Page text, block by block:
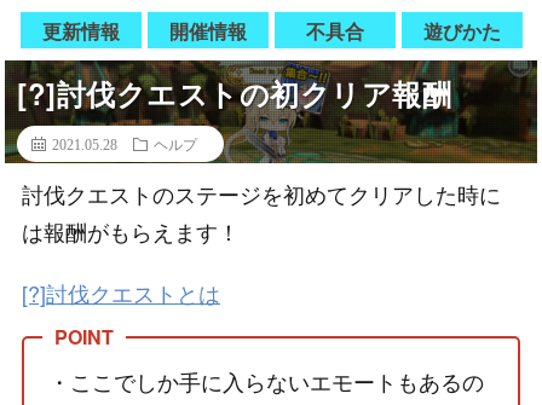
更新情報 開催情報 不具合 遊びかた
[?]討伐クエストの初クリア報酬
2021.05.28 ヘルプ
討伐クエストのステージを初めてクリアした時に
は報酬がもらえます！
[?]討伐クエストとは
・ここでしか手に入らないエモートもあるの